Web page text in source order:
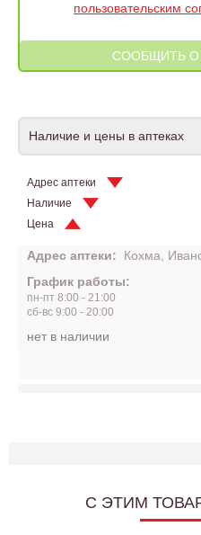
пользовательским
Наличие и цены в аптеках
Адрес аптеки
Наличие
Цена
Адрес аптеки:
Кохма,
График работы:
пн-пт 8:00 - 21:00
сб-вс 9:00 - 20:00
нет в наличии
C ЭТИМ